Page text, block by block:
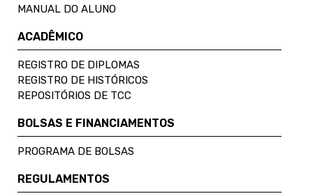
MANUAL DO ALUNO
ACADÊMICO
REGISTRO DE DIPLOMAS
REGISTRO DE HISTÓRICOS
REPOSITÓRIOS DE TCC
BOLSAS E FINANCIAMENTOS
PROGRAMA DE BOLSAS
REGULAMENTOS